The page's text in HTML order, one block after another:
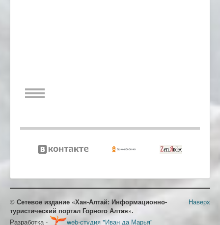
Наверх
© Сетевое издание «Хан-Алтай: Информационно-
туристический портал Горного Алтая».
Разработка -
web-студия "Иван да Марья"